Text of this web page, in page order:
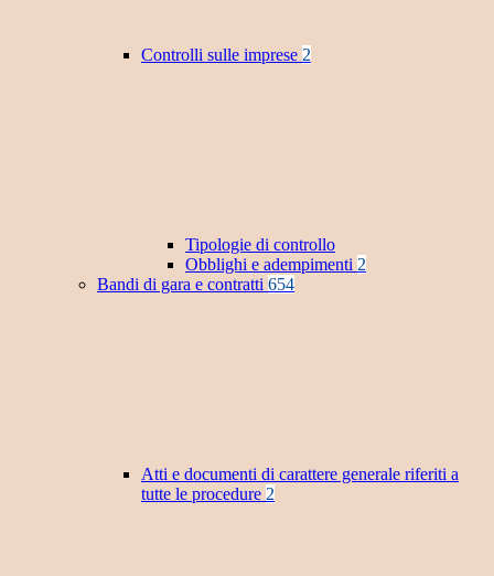
Controlli sulle imprese 2
Tipologie di controllo
Obblighi e adempimenti 2
Bandi di gara e contratti 654
Atti e documenti di carattere generale riferiti a
tutte le procedure 2